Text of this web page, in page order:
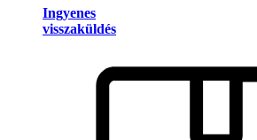
Ingyenes
visszaküldés